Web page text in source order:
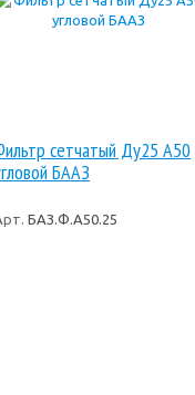
сетчатый Ду25 А50
БААЗ
БАЗ.Ф.А50.25